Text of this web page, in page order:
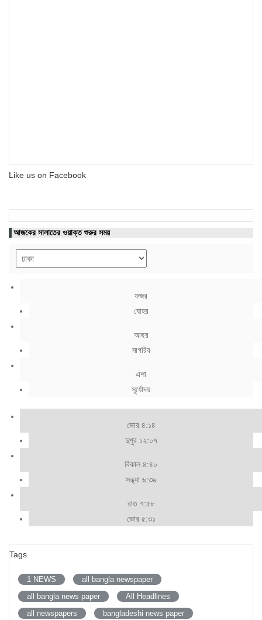
Like us on Facebook
আজকের সালাতের ওয়াক্ত শুরুর সময়
ফজর
যোহর
আছর
মাগরিব
এশা
সূর্যোদয়
ভোর ৪:১৪
দুপুর ১২:০৭
বিকাল ৪:৪০
সন্ধ্যা ৬:৩৯
রাত ৭:৫৮
ভোর ৫:৩১
Tags
1 NEWS
all bangla newspaper
all bangla news paper
All Headlines
all newspapers
bangladeshi news paper